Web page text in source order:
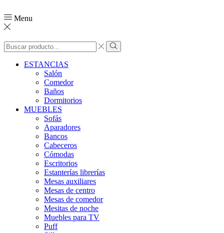
Menu
ESTANCIAS
Salón
Comedor
Baños
Dormitorios
MUEBLES
Sofás
Aparadores
Bancos
Cabeceros
Cómodas
Escritorios
Estanterías librerías
Mesas auxiliares
Mesas de centro
Mesas de comedor
Mesitas de noche
Muebles para TV
Puff